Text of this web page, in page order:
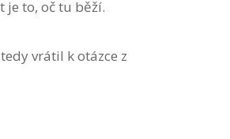
je to, oč tu běží.
vrátil k otázce z